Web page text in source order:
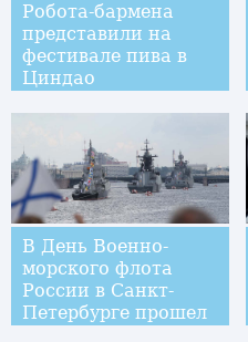
Робота-бармена
представили на
фестивале пива в
Циндао
В День Военно-
морского флота
России в Санкт-
Петербурге прошел